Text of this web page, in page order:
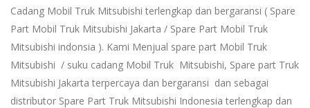
Cadang Mobil Truk Mitsubishi terlengkap dan bergaransi ( Spare
Part Mobil Truk Mitsubishi Jakarta / Spare Part Mobil Truk
Mitsubishi indonsia ). Kami Menjual spare part Mobil Truk
Mitsubishi / suku cadang Mobil Truk Mitsubishi, Spare part Truk
Mitsubishi Jakarta terpercaya dan bergaransi dan sebagai
distributor Spare Part Truk Mitsubishi Indonesia terlengkap dan